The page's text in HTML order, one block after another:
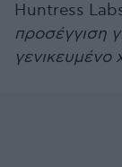
Huntress
προσέγγιση